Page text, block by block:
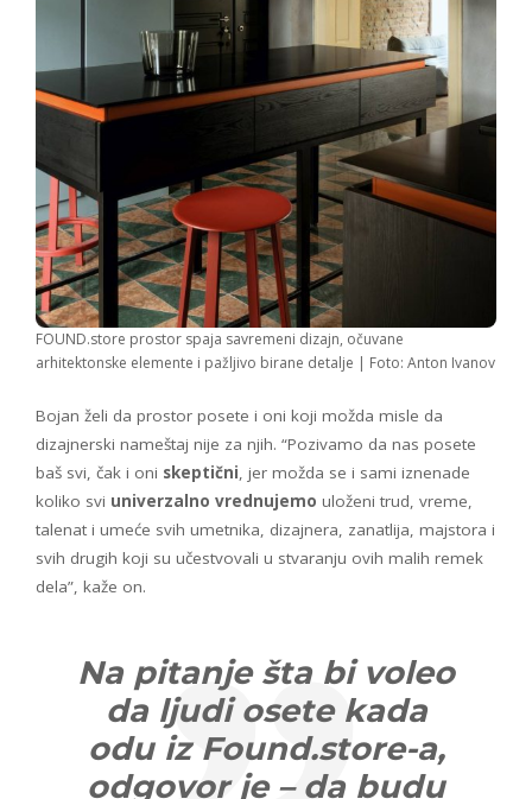
FOUND.store prostor spaja savremeni dizajn, očuvane
arhitektonske elemente i pažljivo birane detalje | Foto: Anton Ivanov
Bojan želi da prostor posete i oni koji možda misle da
dizajnerski nameštaj nije za njih. “Pozivamo da nas posete
baš svi, čak i oni skeptični, jer možda se i sami iznenade
koliko svi univerzalno vrednujemo uloženi trud, vreme,
talenat i umeće svih umetnika, dizajnera, zanatlija, majstora i
svih drugih koji su učestvovali u stvaranju ovih malih remek
dela”, kaže on.
Na pitanje šta bi voleo
da ljudi osete kada
odu iz Found.store-a,
odgovor je – da budu